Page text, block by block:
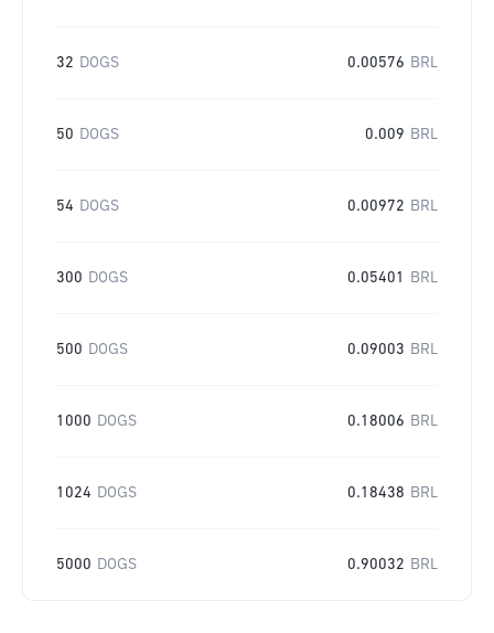
32 DOGS 0.00576 BRL
50 DOGS 0.009 BRL
54 DOGS 0.00972 BRL
300 DOGS 0.05401 BRL
500 DOGS 0.09003 BRL
1000 DOGS 0.18006 BRL
1024 DOGS 0.18438 BRL
5000 DOGS 0.90032 BRL